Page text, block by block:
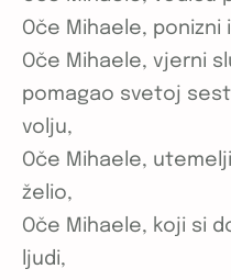
Oče Mihaele, ponizni
Oče Mihaele, vjerni
pomagao svetoj
volju,
Oče Mihaele,
želio,
Oče Mihaele, koji si
ljudi,